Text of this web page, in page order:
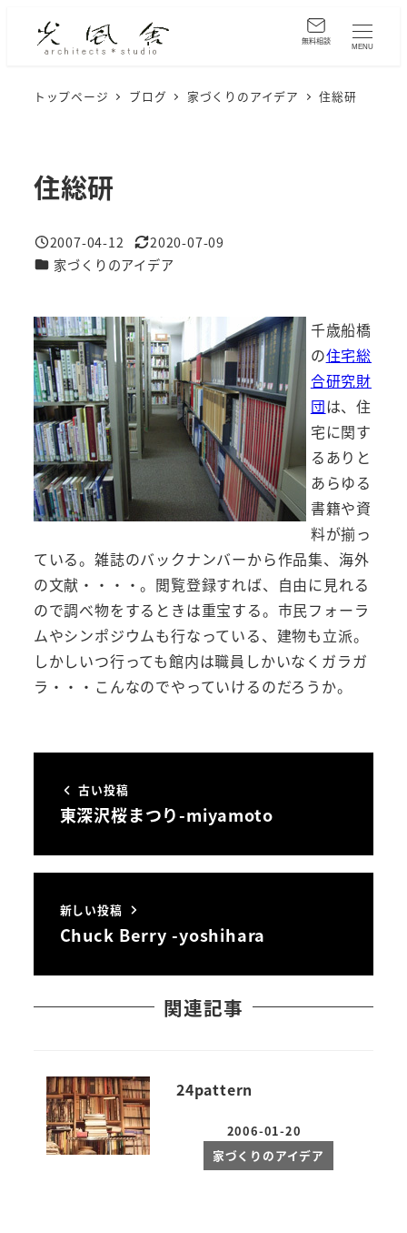
MENU
トップページ ブログ 家づくりのアイデア 住総研
住総研
投稿日
2007-04-12
更新日
2020-07-09
カテゴリー
家づくりのアイデア
千歳船橋
の住宅総
合研究財
団は、住
宅に関す
るありと
あらゆる
書籍や資
料が揃っ
ている。雑誌のバックナンバーから作品集、海外
の文献・・・・。閲覧登録すれば、自由に見れる
ので調べ物をするときは重宝する。市民フォーラ
ムやシンポジウムも行なっている、建物も立派。
しかしいつ行っても館内は職員しかいなくガラガ
ラ・・・こんなのでやっていけるのだろうか。
古い投稿
東深沢桜まつり-miyamoto
新しい投稿
Chuck Berry -yoshihara
関連記事
24pattern
投稿日
2006-01-20
家づくりのアイデア
無料相談